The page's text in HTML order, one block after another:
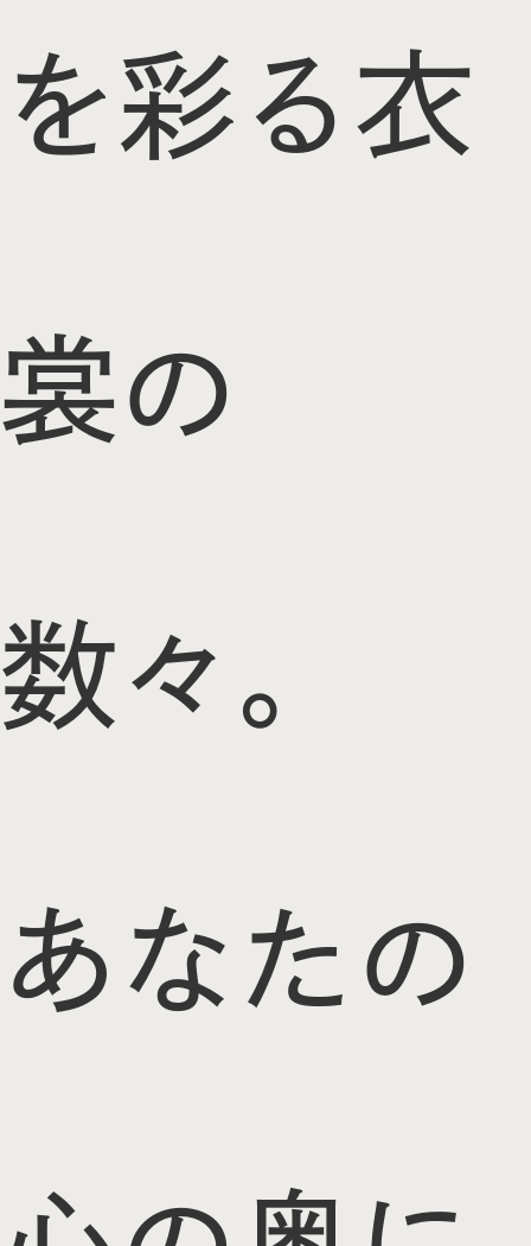
を彩る衣
裳の
数々。
あなたの